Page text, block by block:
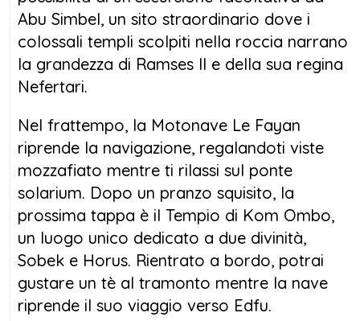
Abu Simbel, un sito straordinario dove i
colossali templi scolpiti nella roccia narrano
la grandezza di Ramses II e della sua regina
Nefertari.
Nel frattempo, la Motonave Le Fayan
riprende la navigazione, regalandoti viste
mozzafiato mentre ti rilassi sul ponte
solarium. Dopo un pranzo squisito, la
prossima tappa è il Tempio di Kom Ombo,
un luogo unico dedicato a due divinità,
Sobek e Horus. Rientrato a bordo, potrai
gustare un tè al tramonto mentre la nave
riprende il suo viaggio verso Edfu.